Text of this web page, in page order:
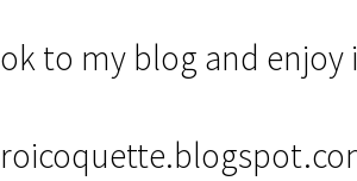
to my blog and enjoy